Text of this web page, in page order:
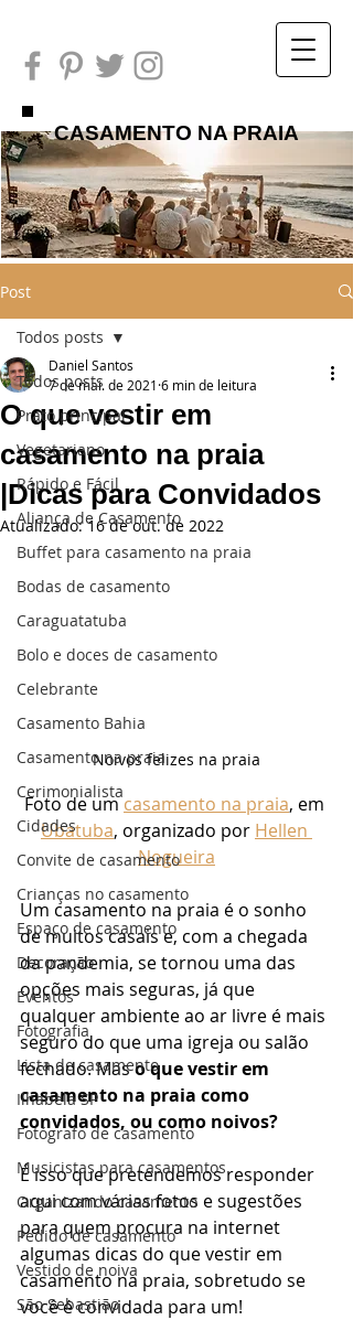
CASAMENTO NA PRAIA
Post
Todos posts
Prato principal
Vegetariano
Rápido e Fácil
Aliança de Casamento
Buffet para casamento na praia
Bodas de casamento
Caraguatatuba
Bolo e doces de casamento
Celebrante
Casamento Bahia
Casamento na praia
Cerimonialista
Cidades
Convite de casamento
Crianças no casamento
Espaço de casamento
Decoração
Eventos
Fotografia
Lista de casamento
Ilhabela SP
Fotógrafo de casamento
Musicistas para casamentos
Organizando casamento
Pedido de casamento
Vestido de noiva
São Sebastião
Todos posts
O que vestir em
casamento na praia
|Dicas para Convidados
Daniel Santos
7 de mai. de 2021 6 min de leitura
Atualizado:16 de out. de 2022
Noivos felizes na praia
Foto de um casamento na praia, em
Ubatuba, organizado por Hellen
Nogueira
Um casamento na praia é o sonho
de muitos casais e, com a chegada
da pandemia, se tornou uma das
opções mais seguras, já que
qualquer ambiente ao ar livre é mais
seguro do que uma igreja ou salão
fechado. Mas o que vestir em
casamento na praia como
convidados, ou como noivos?
É isso que pretendemos responder
aqui com várias fotos e sugestões
para quem procura na internet
algumas dicas do que vestir em
casamento na praia, sobretudo se
você é convidada para um!